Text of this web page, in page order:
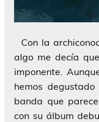
Con la
algo me decía
imponente.
hemos
banda que
con su álbum